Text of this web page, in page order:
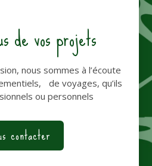
de vos projets
nous sommes à l’écoute
de voyages, qu’ils
ou personnels
contacter